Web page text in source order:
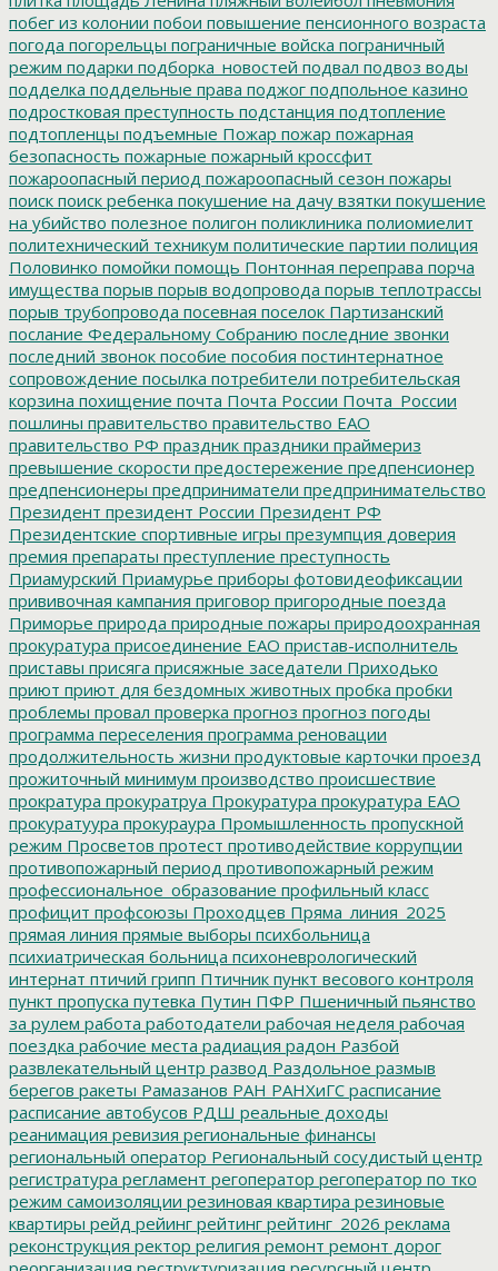
побег из колонии побои повышение пенсионного возраста
погода погорельцы пограничные войска пограничный
режим подарки подборка_новостей подвал подвоз воды
подделка поддельные права поджог подпольное казино
подростковая преступность подстанция подтопление
подтопленцы подъемные Пожар пожар пожарная
безопасность пожарные пожарный кроссфит
пожароопасный период пожароопасный сезон пожары
поиск поиск ребенка покушение на дачу взятки покушение
на убийство полезное полигон поликлиника полиомиелит
политехнический техникум политические партии полиция
Половинко помойки помощь Понтонная переправа порча
имущества порыв порыв водопровода порыв теплотрассы
порыв трубопровода посевная поселок Партизанский
послание Федеральному Собранию последние звонки
последний звонок пособие пособия постинтернатное
сопровождение посылка потребители потребительская
корзина похищение почта Почта России Почта_России
пошлины правительство правительство ЕАО
правительство РФ праздник праздники праймериз
превышение скорости предостережение предпенсионер
предпенсионеры предприниматели предпринимательство
Президент президент России Президент РФ
Президентские спортивные игры презумпция доверия
премия препараты преступление преступность
Приамурский Приамурье приборы фотовидеофиксации
прививочная кампания приговор пригородные поезда
Приморье природа природные пожары природоохранная
прокуратура присоединение ЕАО пристав-исполнитель
приставы присяга присяжные заседатели Приходько
приют приют для бездомных животных пробка пробки
проблемы провал проверка прогноз прогноз погоды
программа переселения программа реновации
продолжительность жизни продуктовые карточки проезд
прожиточный минимум производство происшествие
прократура прокуратруа Прокуратура прокуратура ЕАО
прокуратуура прокураура Промышленность пропускной
режим Просветов протест противодействие коррупции
противопожарный период противопожарный режим
профессиональное_образование профильный класс
профицит профсоюзы Проходцев Пряма_линия_2025
прямая линия прямые выборы психбольница
психиатрическая больница психоневрологический
интернат птичий грипп Птичник пункт весового контроля
пункт пропуска путевка Путин ПФР Пшеничный пьянство
за рулем работа работодатели рабочая неделя рабочая
поездка рабочие места радиация радон Разбой
развлекательный центр развод Раздольное размыв
берегов ракеты Рамазанов РАН РАНХиГС расписание
расписание автобусов РДШ реальные доходы
реанимация ревизия региональные финансы
региональный оператор Региональный сосудистый центр
регистратура регламент регоператор регоператор по тко
режим самоизоляции резиновая квартира резиновые
квартиры рейд рейинг рейтинг рейтинг_2026 реклама
реконструкция ректор религия ремонт ремонт дорог